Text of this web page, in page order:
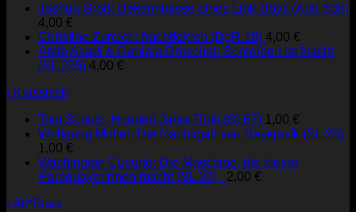
Joshua Groß: Bekenntnisse eines Link-Boys (AuK 538)
4,00 €
Christine Zureich: fruchtfolgen (DgR 18) 4,00 €
Atefe Asadi & Daniela Dröscher: Schreiben ist Nacht
(SL 225) 4,00 €
› Klassisch
Tom Schulz: Hundert Jahre Rütli (SL67) 1,00 €
Wolfgang Müller: Die Nachtigall von Reykjavík (SL 25)
1,00 €
Washington Cucurto: Die Maschine, die kleine
Paraguayerinnen macht (SL 33)
2,00 €
› All*Stars